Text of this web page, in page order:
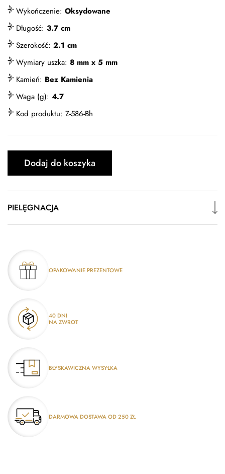
Wykończenie: Oksydowane
Długość: 3.7 cm
Szerokość: 2.1 cm
Wymiary uszka: 8 mm x 5 mm
Kamień: Bez Kamienia
Waga (g): 4.7
Kod produktu: Z-586-Bh
Dodaj do koszyka
PIELĘGNACJA
OPAKOWANIE PREZENTOWE
40 DNI
NA ZWROT
BŁYSKAWICZNA WYSYŁKA
DARMOWA DOSTAWA OD 250 ZŁ